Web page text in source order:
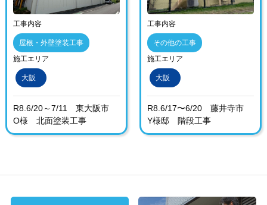
工事内容
屋根・外壁塗装工事
施工エリア
大阪
R8.6/20～7/11 東大阪市
O様 北面塗装工事
工事内容
その他の工事
施工エリア
大阪
R8.6/17〜6/20 藤井寺市
Y様邸 階段工事